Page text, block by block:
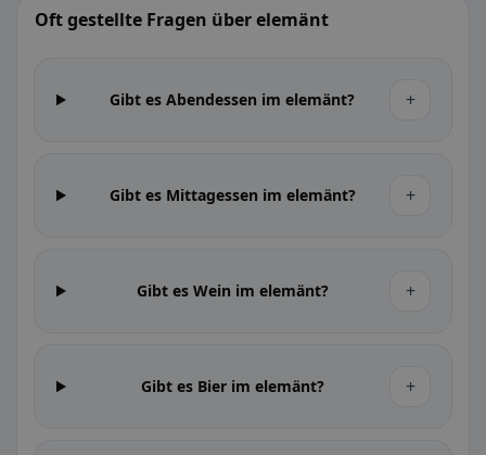
Oft gestellte Fragen über elemänt
Gibt es Abendessen im elemänt? +
Gibt es Mittagessen im elemänt? +
Gibt es Wein im elemänt? +
Gibt es Bier im elemänt? +